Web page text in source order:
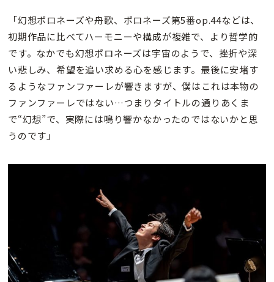
「幻想ポロネーズや舟歌、ポロネーズ第5番op.44などは、
初期作品に比べてハーモニーや構成が複雑で、より哲学的
です。なかでも幻想ポロネーズは宇宙のようで、挫折や深
い悲しみ、希望を追い求める心を感じます。最後に安堵す
るようなファンファーレが響きますが、僕はこれは本物の
ファンファーレではない…つまりタイトルの通りあくま
で“幻想”で、実際には鳴り響かなかったのではないかと思
うのです」